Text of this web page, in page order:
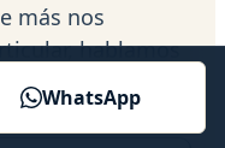
más nos
hablamos
WhatsApp